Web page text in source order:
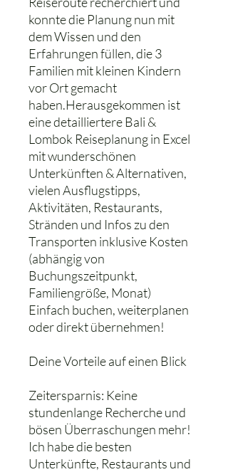
konnte die Planung nun mit
dem Wissen und den
Erfahrungen füllen, die 3
Familien mit kleinen Kindern
vor Ort gemacht
haben.Herausgekommen ist
eine detailliertere Bali &
Lombok Reiseplanung in Excel
mit wunderschönen
Unterkünften & Alternativen,
vielen Ausflugstipps,
Aktivitäten, Restaurants,
Stränden und Infos zu den
Transporten inklusive Kosten
(abhängig von
Buchungszeitpunkt,
Familiengröße, Monat)
Einfach buchen, weiterplanen
oder direkt übernehmen!
Deine Vorteile auf einen Blick
Zeitersparnis: Keine
stundenlange Recherche und
bösen Überraschungen mehr!
Ich habe die besten
Unterkünfte, Restaurants und